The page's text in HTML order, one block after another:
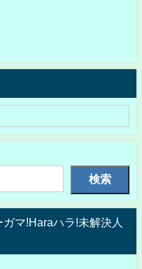
検索
マ!Haraハラ!未解決人